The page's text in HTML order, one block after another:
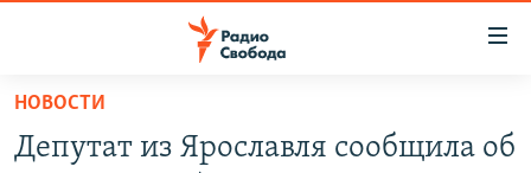
упрощенного
доступа
НОВОСТИ
Депутат из Ярославля сообщила об